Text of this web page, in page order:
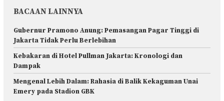
BACAAN LAINNYA
Gubernur Pramono Anung: Pemasangan Pagar Tinggi di
Jakarta Tidak Perlu Berlebihan
Kebakaran di Hotel Pullman Jakarta: Kronologi dan
Dampak
Mengenal Lebih Dalam: Rahasia di Balik Kekaguman Unai
Emery pada Stadion GBK